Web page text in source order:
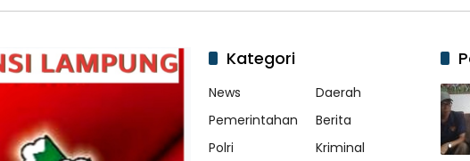
Kategori
News
Daerah
Pemerintahan
Berita
Polri
Kriminal